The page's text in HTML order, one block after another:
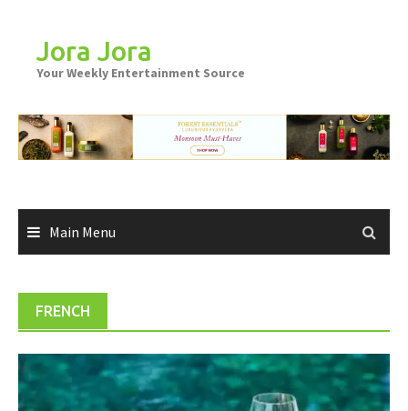
contentJora Jora
Your Weekly Entertainment Source
Main Menu
FRENCH